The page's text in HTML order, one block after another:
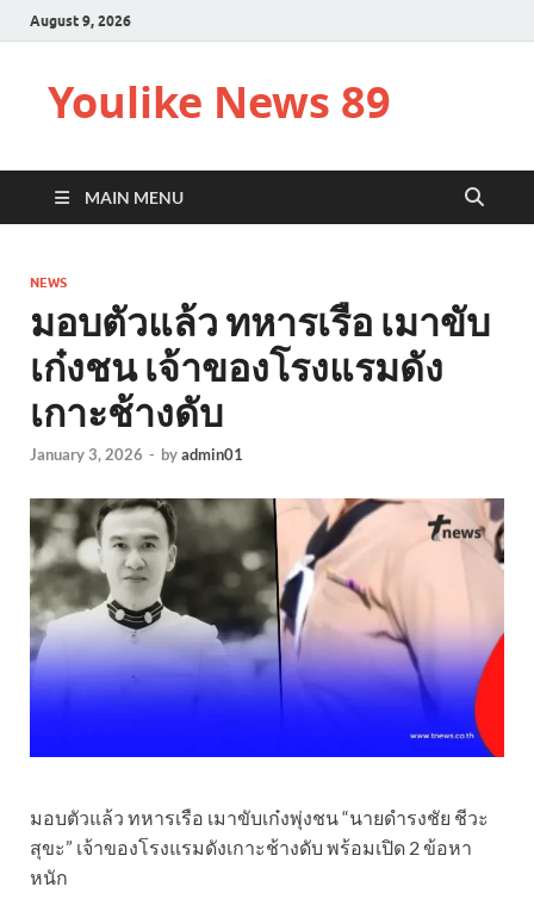
August 9, 2026
Youlike News 89
MAIN MENU
NEWS
มอบตัวแล้ว ทหารเรือ เมาขับ
เก๋งชน เจ้าของโรงแรมดัง
เกาะช้างดับ
January 3, 2026 - byadmin01
มอบตัวแล้ว ทหารเรือ เมาขับเก๋งพุ่งชน “นายดำรงชัย ชีวะ
สุขะ” เจ้าของโรงแรมดังเกาะช้างดับ พร้อมเปิด 2 ข้อหา
หนัก